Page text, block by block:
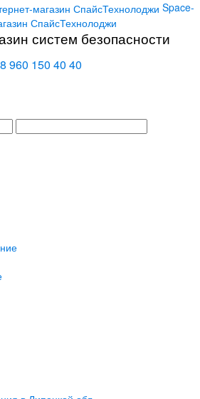
Space-
СпайсТехнолоджи
систем безопасности
8 960 150 40 40